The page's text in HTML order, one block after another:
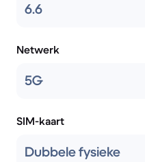
6.6
Netwerk
5G
SIM-kaart
Dubbele fysieke